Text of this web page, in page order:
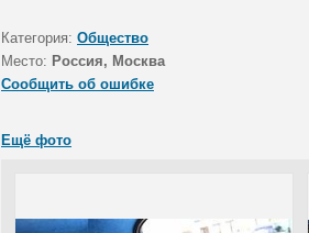
Категория: Общество
Место: Россия, Москва
Сообщить об ошибке
Ещё фото